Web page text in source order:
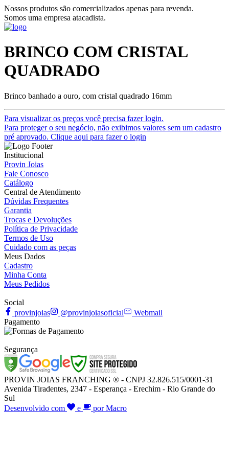
Nossos produtos são comercializados apenas para revenda.
Somos uma empresa atacadista.
BRINCO COM CRISTAL
QUADRADO
Brinco banhado a ouro, com cristal quadrado 16mm
Para visualizar os preços você precisa fazer login.
Para proteger o seu negócio, não exibimos valores sem um cadastro
pré aprovado. Clique aqui para fazer o login
Institucional
Provin Joias
Fale Conosco
Catálogo
Central de Atendimento
Dúvidas Frequentes
Garantia
Trocas e Devoluções
Política de Privacidade
Termos de Uso
Cuidado com as peças
Meus Dados
Cadastro
Minha Conta
Meus Pedidos
Social
provinjoias
@provinjoiasoficial
Webmail
Pagamento
Segurança
PROVIN JOIAS FRANCHING ® - CNPJ 32.826.515/0001-31
Avenida Tiradentes, 2347 - Esperança - Erechim - Rio Grande do
Sul
Desenvolvido com
e por Macro